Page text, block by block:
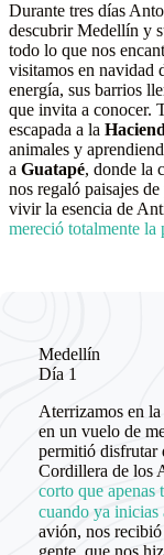
Durante tres días
descubrir Medellín y
todo lo que nos
visitamos en navidad
energía, sus barrios
que invita a conocer.
escapada a la
animales y
a Guatapé, donde la
nos regaló paisajes
vivir la esencia de
mereció totalmente la
Medellín
Día 1
Aterrizamos en
en un vuelo de
permitió disfrutar
Cordillera de los
corto que apenas
cuando ya
avión, nos
gente, que nos